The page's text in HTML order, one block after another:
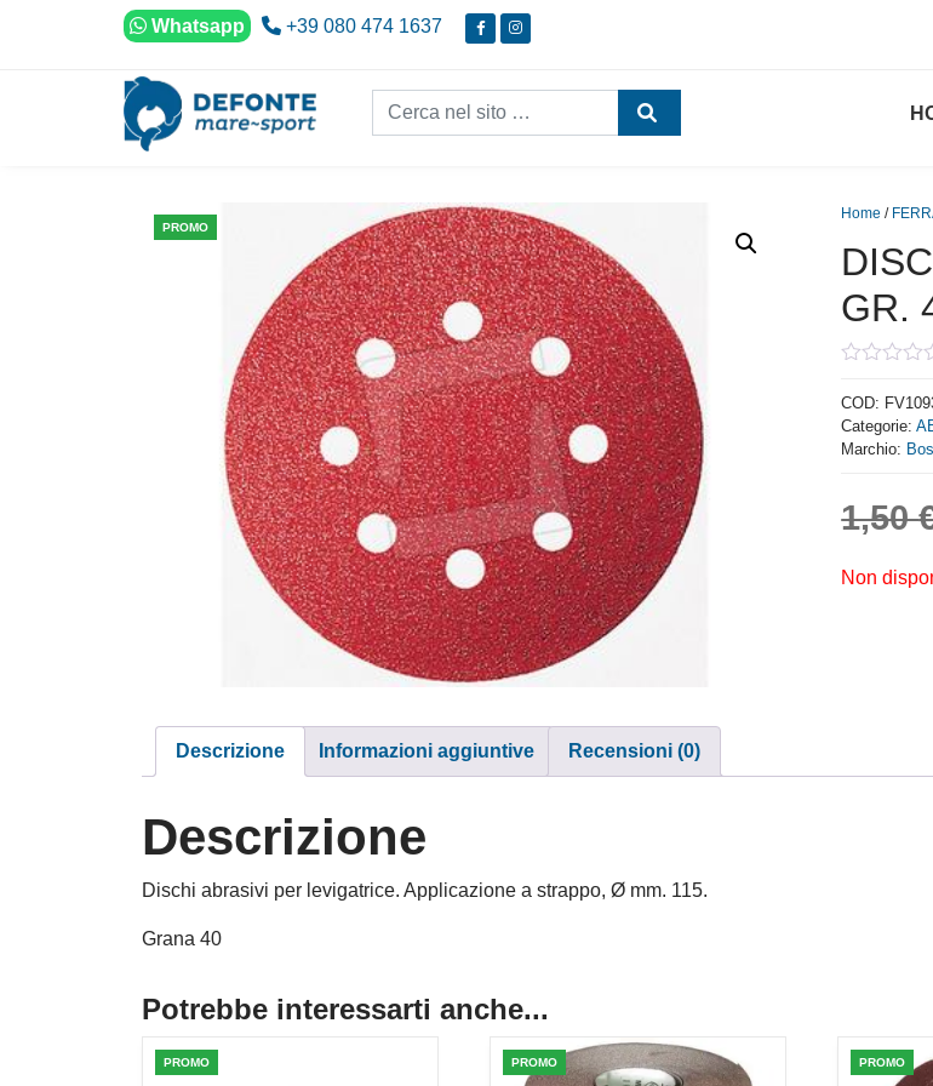
Vai al contenuto
Whatsapp +39 080 474 1637
Cerca nel sito...
PROMO
Home /
GR.
out
of
5
COD:
Categorie:
Marchio:
1,50
Non
Descrizione Informazioni aggiuntive Recensioni (0)
Descrizione
Dischi abrasivi per levigatrice. Applicazione a strappo, Ø mm. 115.
Grana 40
Potrebbe interessarti anche...
PROMO PROMO PROMO